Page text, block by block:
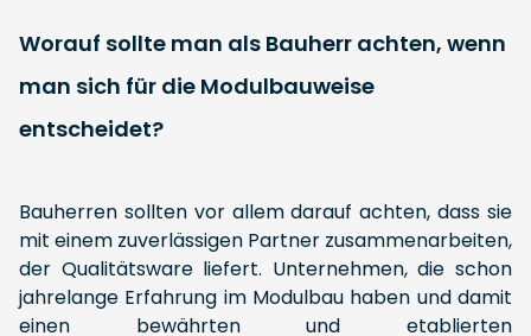
Worauf sollte man als Bauherr achten, wenn
man sich für die Modulbauweise
entscheidet?
Bauherren sollten vor allem darauf achten, dass sie
mit einem zuverlässigen Partner zusammenarbeiten,
der Qualitätsware liefert. Unternehmen, die schon
jahrelange Erfahrung im Modulbau haben und damit
einen bewährten und etablierten